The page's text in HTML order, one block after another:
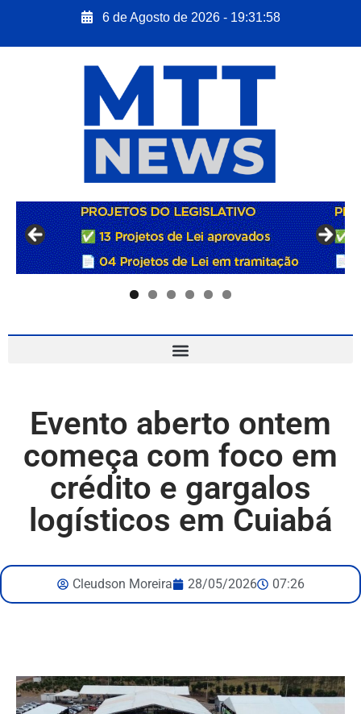
6 de Agosto de 2026 - 19:31:59
Evento aberto ontem
começa com foco em
crédito e gargalos
logísticos em Cuiabá
Cleudson Moreira 28/05/2026 07:26